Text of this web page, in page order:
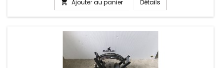
 Ajouter au panier Détails